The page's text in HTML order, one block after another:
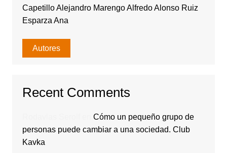
Capetillo Alejandro Marengo Alfredo Alonso Ruiz
Esparza Ana
Autores
Recent Comments
Cómo un pequeño grupo de
personas puede cambiar a una sociedad. Club
Kavka